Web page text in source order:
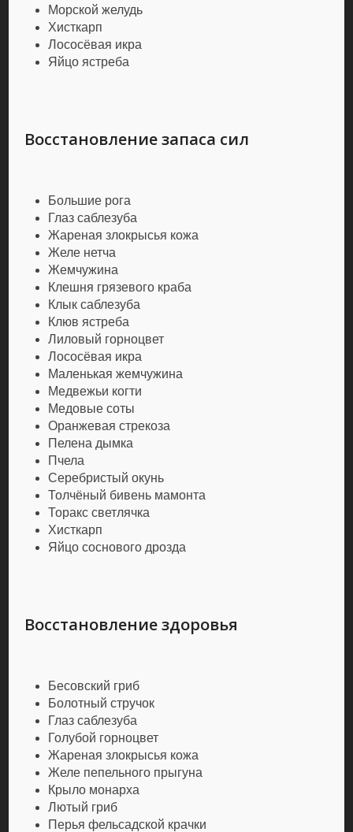
Морской желудь
Хисткарп
Лососёвая икра
Яйцо ястреба
Восстановление запаса сил
Большие рога
Глаз саблезуба
Жареная злокрысья кожа
Желе нетча
Жемчужина
Клешня грязевого краба
Клык саблезуба
Клюв ястреба
Лиловый горноцвет
Лососёвая икра
Маленькая жемчужина
Медвежьи когти
Медовые соты
Оранжевая стрекоза
Пелена дымка
Пчела
Серебристый окунь
Толчёный бивень мамонта
Торакс светлячка
Хисткарп
Яйцо соснового дрозда
Восстановление здоровья
Бесовский гриб
Болотный стручок
Глаз саблезуба
Голубой горноцвет
Жареная злокрысья кожа
Желе пепельного прыгуна
Крыло монарха
Лютый гриб
Перья фельсадской крачки